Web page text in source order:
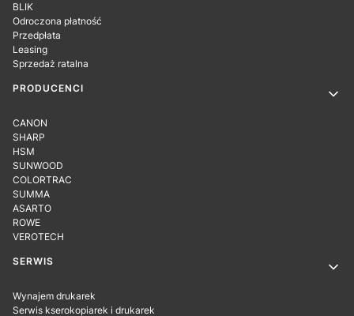
BLIK
Odroczona płatność
Przedpłata
Leasing
Sprzedaż ratalna
PRODUCENCI
CANON
SHARP
HSM
SUNWOOD
COLORTRAC
SUMMA
ASARTO
ROWE
VEROTECH
SERWIS
Wynajem drukarek
Serwis kserokopiarek i drukarek